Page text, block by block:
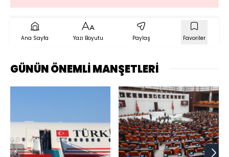
Ana Sayfa Yazı Boyutu Paylaş Favoriler
GÜNÜN ÖNEMLİ MANŞETLERİ